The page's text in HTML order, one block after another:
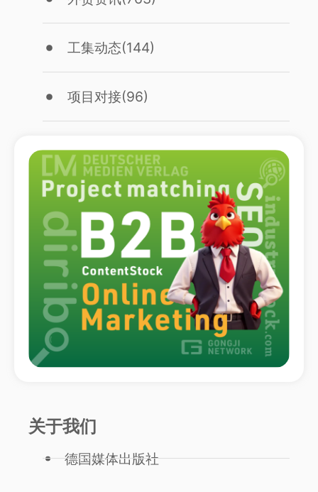
工集动态(144)
项目对接(96)
关于我们
德国媒体出版社